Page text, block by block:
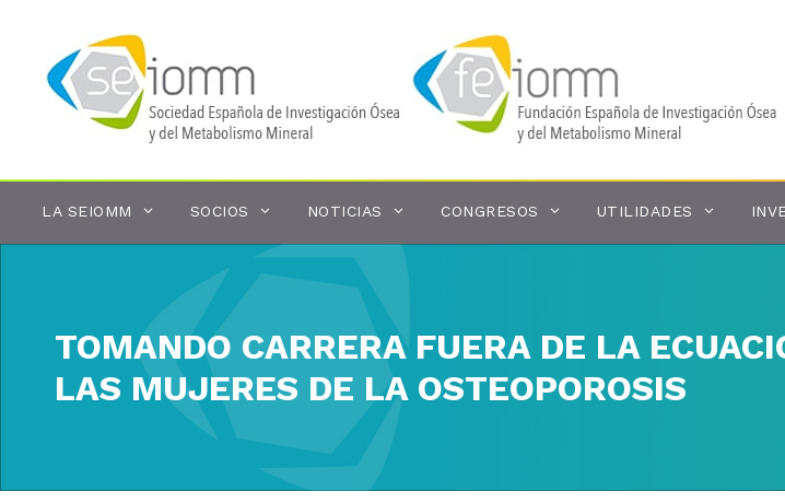
contenido
LA SEIOMM SOCIOS NOTICIAS CONGRESOS UTILIDADES
TOMANDO CARRERA FUERA DE LA
LAS MUJERES DE LA OSTEOPOROSIS